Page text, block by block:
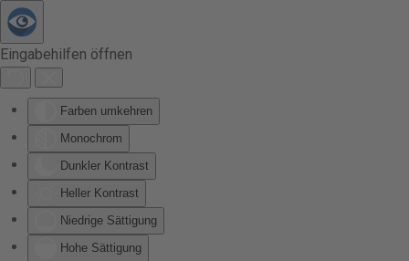
Eingabehilfen öffnen
Farben umkehren
Monochrom
Dunkler Kontrast
Heller Kontrast
Niedrige Sättigung
Hohe Sättigung
Zum Hauptinhalt springen